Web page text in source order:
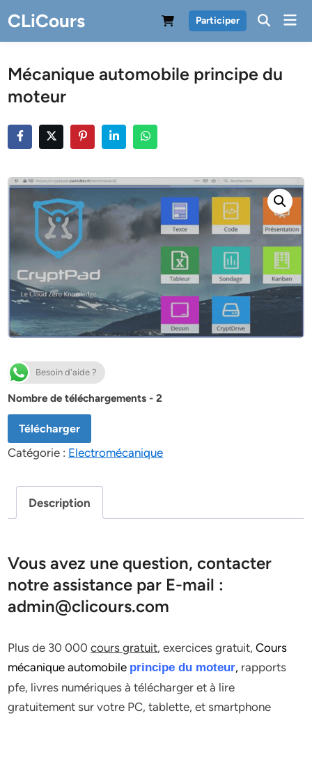
to
content
CLiCours Participer
Mécanique automobile principe du
moteur
Besoin d'aide ?
Nombre de téléchargements - 2
Télécharger
Catégorie : Electromécanique
Description
Vous avez une question, contacter
notre assistance par E-mail :
admin@clicours.com
Plus de 30 000cours gratuit, exercices gratuit, Cours
mécanique automobile principe du moteur, rapports
pfe, livres numériques à télécharger et à lire
gratuitement sur votre PC, tablette, et smartphone